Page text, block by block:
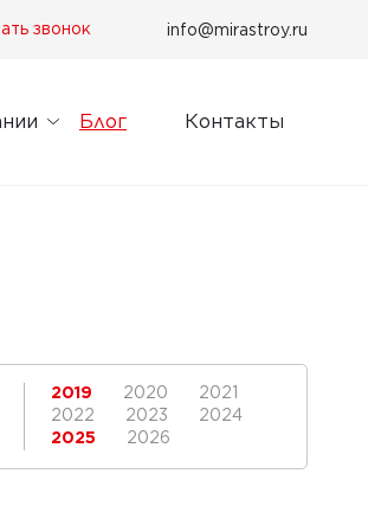
звонок info@mirastroy.ru
Блог Контакты
2019 2020
2021
2022
2023
2024
2025
2026